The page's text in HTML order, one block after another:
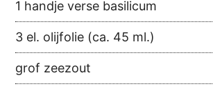
1 handje verse basilicum
3 el. olijfolie (ca. 45 ml.)
grof zeezout